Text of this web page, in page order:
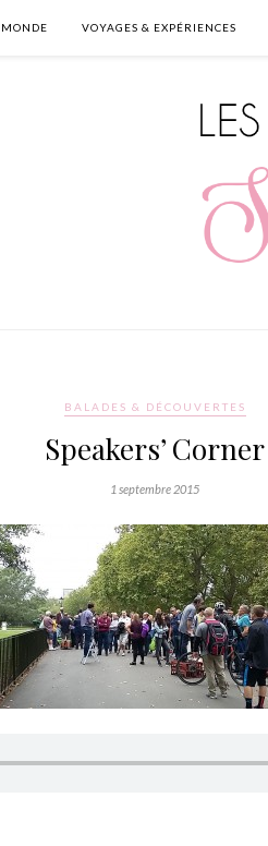
VOYAGES & EXPÉRIENCES
BALADES & DÉCOUVERTES
Speakers’ Corner
1 septembre 2015